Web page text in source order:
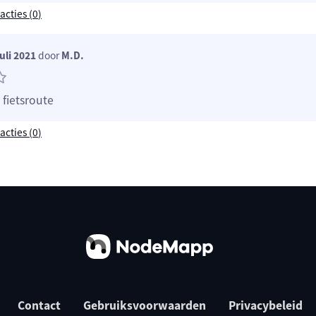
(0)
2021doorM.D.
fietsroute
(0)
Contact Gebruiksvoorwaarden Privacybeleid